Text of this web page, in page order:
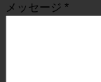
メッセージ *